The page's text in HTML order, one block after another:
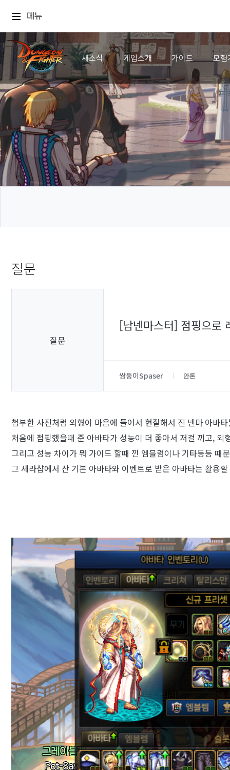
메뉴
새소식 게임소개 가이드 모험
질문
질문
[남넨마스터] 점핑으로
쌍둥이Spaser 안톤
첨부한 사진처럼 외형이 마음에 들어서 현질해서 진 넨마 아바
처음에 점핑했을때 준 아바타가 성능이 더 좋아서 저걸 끼고,
그리고 성능 차이가 뭐 가이드 할때 낀 엠블럼이나 기타등등 때
그 세라샵에서 산 기본 아바타와 이벤트로 받은 아바타는 활용